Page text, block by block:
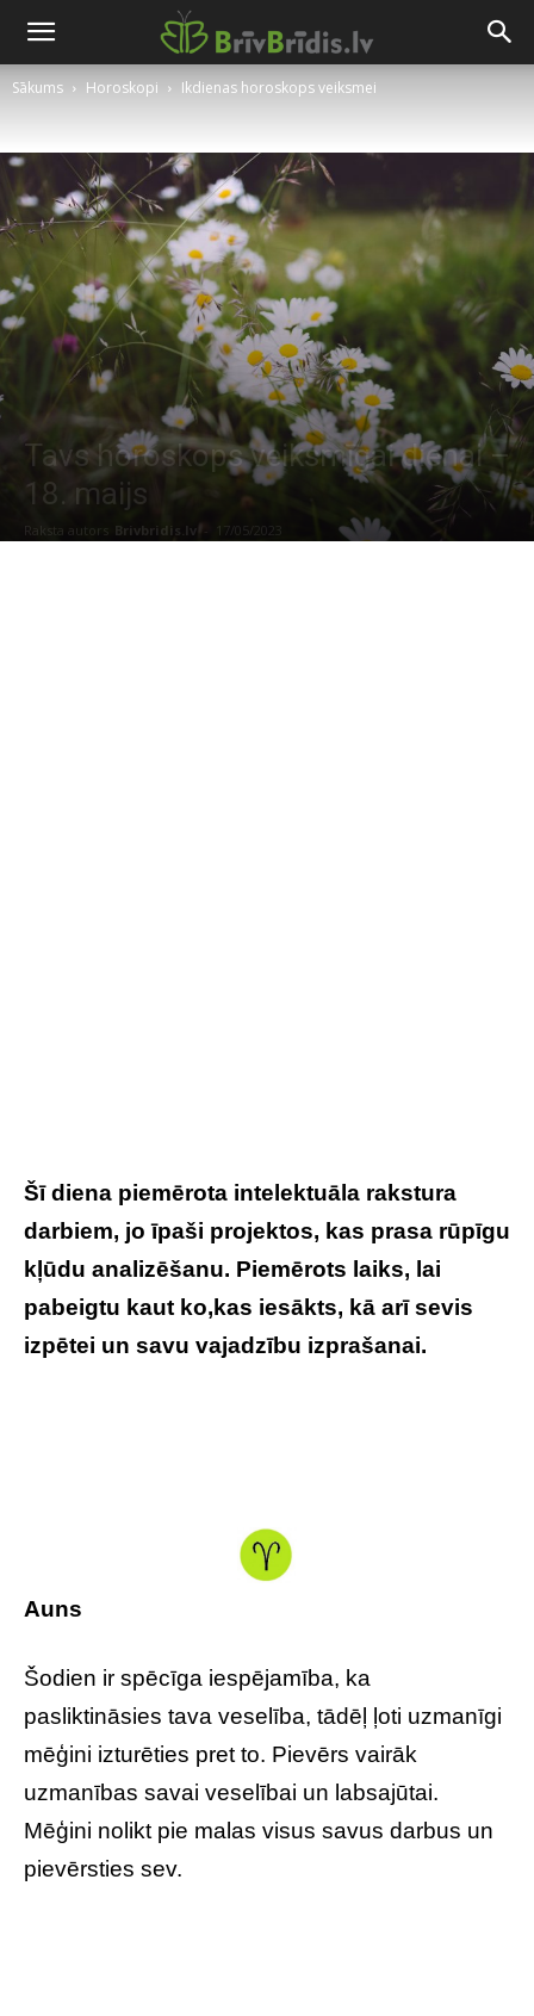
Sākums Horoskopi Ikdienas horoskops veiksmei
Tavs horoskops veiksmīgai dienai –
18. maijs
Raksta autors Brivbridis.lv - 17/05/2023
Šī diena piemērota intelektuāla rakstura
darbiem, jo īpaši projektos, kas prasa rūpīgu
kļūdu analizēšanu. Piemērots laiks, lai
pabeigtu kaut ko,kas iesākts, kā arī sevis
izpētei un savu vajadzību izprašanai.
Auns
Šodien ir spēcīga iespējamība, ka
pasliktināsies tava veselība, tādēļ ļoti uzmanīgi
mēģini izturēties pret to. Pievērs vairāk
uzmanības savai veselībai un labsajūtai.
Mēģini nolikt pie malas visus savus darbus un
pievērsties sev.